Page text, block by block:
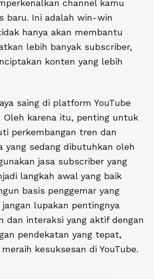
channel kamu
baru. Ini adalah win-win
hanya akan membantu
lebih banyak subscriber,
konten yang lebih
saing di platform YouTube
Oleh karena itu, penting untuk
perkembangan tren dan
yang sedang dibutuhkan oleh
jasa subscriber yang
langkah awal yang baik
basis penggemar yang
lupakan pentingnya
dan interaksi yang aktif dengan
pendekatan yang tepat,
kesuksesan di YouTube.